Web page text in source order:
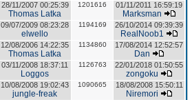
28/11/2007 00:25:39
Thomas Latka
1201616 01/11/2011 16:59:19
Marksman
09/07/2009 08:23:28
elwello
1194169 26/10/2014 09:39:39
RealNoob1
12/08/2006 14:22:35
Thomas Latka
1134860 17/08/2014 12:52:57
Dan
03/11/2008 18:37:11
Loggos
1126763 22/01/2018 01:50:55
zongoku
10/08/2008 19:02:43
jungle-freak
1090665 18/08/2008 15:50:11
Niremori